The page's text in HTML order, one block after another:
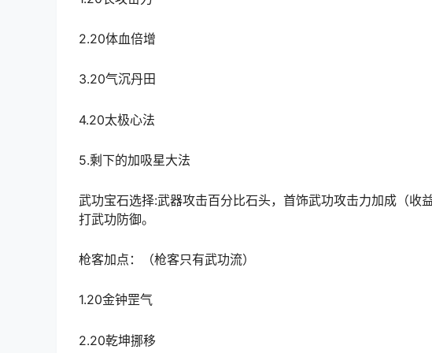
2.20体血倍增
3.20气沉丹田
4.20太极心法
5.剩下的加吸星大法
武功宝石选择:武器攻击百分比石头，首饰武功攻击力加成（收
打武功防御。
枪客加点：（枪客只有武功流）
1.20金钟罡气
2.20乾坤挪移